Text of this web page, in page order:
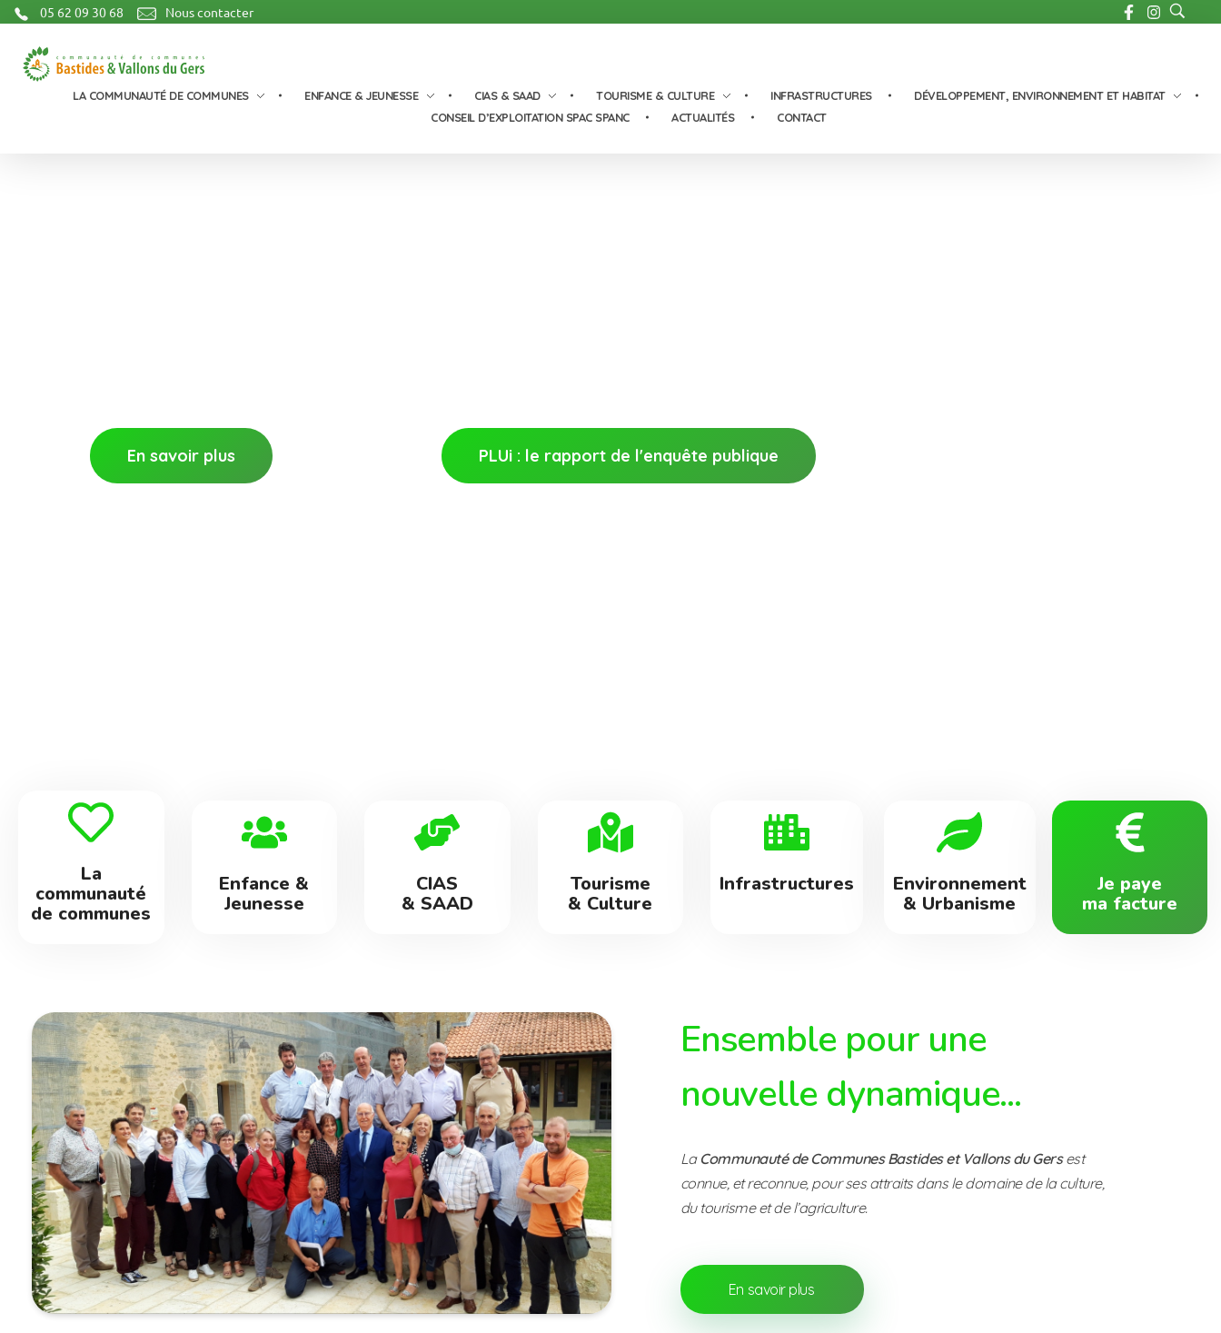
05 62 09 30 68 Nous contacter
LA COMMUNAUTÉ DE COMMUNES ENFANCE & JEUNESSE CIAS & SAAD TOURISME & CULTURE INFRASTRUCTURES
DÉVELOPPEMENT, ENVIRONNEMENT ET HABITAT
CONSEIL D’EXPLOITATION SPAC SPANC
ACTUALITÉS CONTACT
En savoir plus
PLUi : le rapport de l'enquête publique
La
communauté
de communes
Enfance &
Jeunesse
CIAS
& SAAD
Tourisme
& Culture
Infrastructures
Environnement
& Urbanisme
Je paye
ma facture
Ensemble pour une
nouvelle dynamique...
La Communauté de Communes Bastides et Vallons du Gersest
connue, et reconnue, pour ses attraits dans le domaine de la culture,
du tourisme et de l’agriculture.
En savoir plus